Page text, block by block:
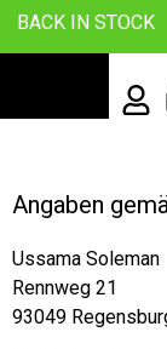
IN STOCK
Angaben
Ussama Soleman
Rennweg 21
93049